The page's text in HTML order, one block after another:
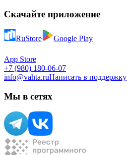
Скачайте приложение
RuStore Google Play
App Store
+7 (980) 180-06-07
info@vahta.ruНаписать в поддержку
Мы в сетях